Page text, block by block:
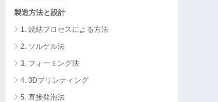
製造方法と設計
1. 焼結プロセスによる方法
2. ソルゲル法
3. フォーミング法
4. 3Dプリンティング
5. 直接発泡法